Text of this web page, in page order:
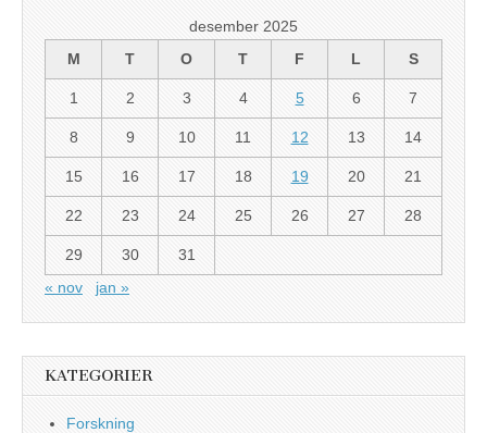
desember 2025
M
T O T F L S
1 2 3 4 5 6 7
8 9 10 11 12 13 14
15 16 17 18 19 20 21
22 23 24 25 26 27 28
29 30
31
« nov
jan »
KATEGORIER
Forskning